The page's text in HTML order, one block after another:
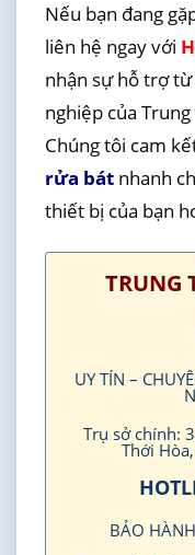
Nếu bạn đang
liên hệ ngay với
nhận sự hỗ trợ
nghiệp của
Chúng tôi cam
rửa bátnhanh
thiết bị của bạn
TRUNG
UY TÍN –
Trụ sở chính:
Thới
BẢO